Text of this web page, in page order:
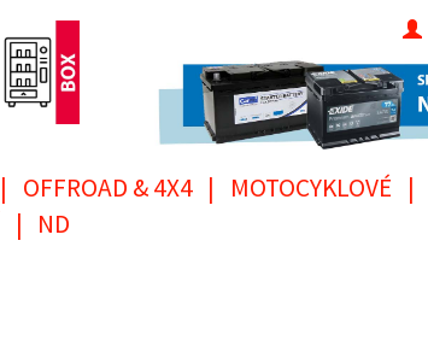
| OFFROAD & 4X4 | MOTOCYKLOVÉ |
| ND